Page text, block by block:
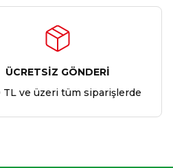
ÜCRETSİZ GÖNDERİ
ve üzeri tüm siparişlerde